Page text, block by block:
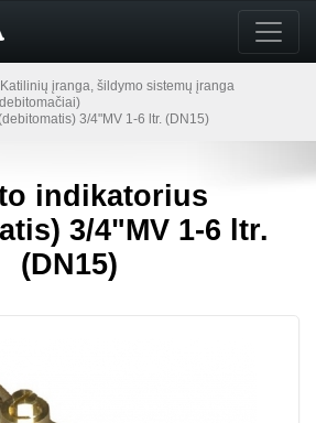
Katilinių įranga, šildymo sistemų įranga
3/4"MV 1-6 ltr. (DN15)
indikatorius
3/4"MV 1-6 ltr.
(DN15)